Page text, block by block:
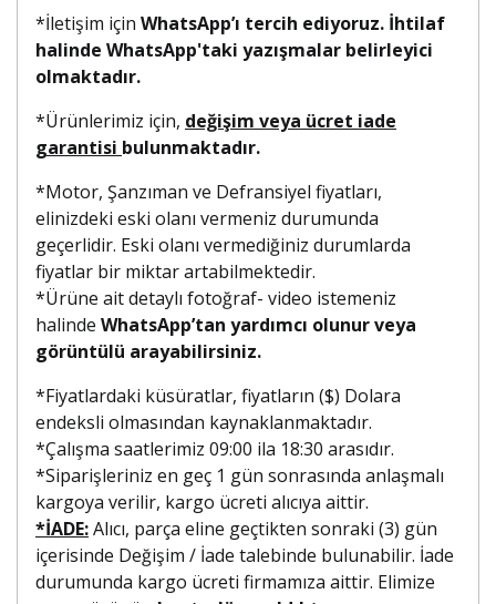
*İletişim için WhatsApp’ı tercih ediyoruz. İhtilaf
halinde WhatsApp'taki yazışmalar belirleyici
olmaktadır.
*Ürünlerimiz için, değişim veya ücret iade
garantisi bulunmaktadır.
*Motor, Şanzıman ve Defransiyel fiyatları,
elinizdeki eski olanı vermeniz durumunda
geçerlidir. Eski olanı vermediğiniz durumlarda
fiyatlar bir miktar artabilmektedir.
*Ürüne ait detaylı fotoğraf- video istemeniz
halinde WhatsApp’tan yardımcı olunur veya
görüntülü arayabilirsiniz.
*Fiyatlardaki küsüratlar, fiyatların ($) Dolara
endeksli olmasından kaynaklanmaktadır.
*Çalışma saatlerimiz 09:00 ila 18:30 arasıdır.
*Siparişleriniz en geç 1 gün sonrasında anlaşmalı
kargoya verilir, kargo ücreti alıcıya aittir.
*İADE:Alıcı, parça eline geçtikten sonraki (3) gün
içerisinde Değişim / İade talebinde bulunabilir. İade
durumunda kargo ücreti firmamıza aittir. Elimize